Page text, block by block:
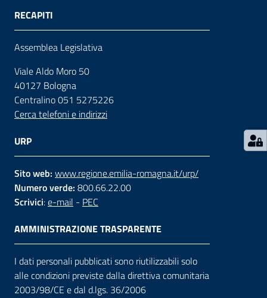
Approfondimenti
Contatti
Seguici
su
RECAPITI
Assemblea Legislativa
Viale Aldo Moro 50
40127 Bologna
Centralino 051 5275226
Cerca telefoni e indirizzi
URP
Sito web: www.regione.emilia-romagna.it/urp/
Numero verde: 800.66.22.00
Scrivici:e-mail - PEC
AMMINISTRAZIONE TRASPARENTE
I dati personali pubblicati sono riutilizzabili solo
alle condizioni previste dalla direttiva comunitaria
2003/98/CE e dal d.lgs. 36/2006